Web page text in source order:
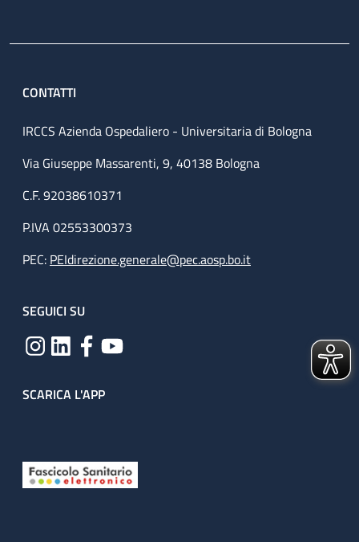
CONTATTI
IRCCS Azienda Ospedaliero - Universitaria di Bologna
Via Giuseppe Massarenti, 9, 40138 Bologna
C.F. 92038610371
P.IVA 02553300373
PEC: PEIdirezione.generale@pec.aosp.bo.it
SEGUICI SU
SCARICA L'APP